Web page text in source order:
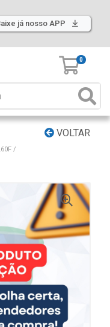
já nosso APP
0
VOLTAR
/